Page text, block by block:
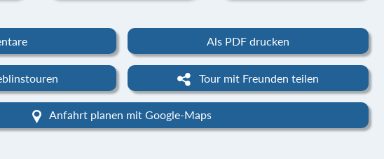
Als PDF drucken
Tour mit Freunden teilen
Anfahrt planen mit Google-Maps